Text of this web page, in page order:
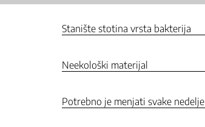
Stanište stotina vrsta bakterija
Neekološki materijal
Potrebno je menjati svake nedelje